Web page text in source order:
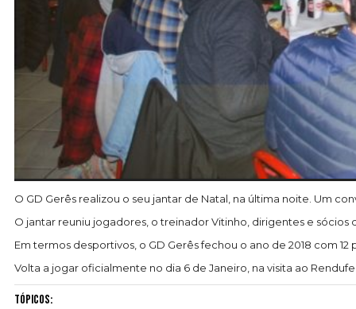
O GD Gerês realizou o seu jantar de Natal, na última noite. Um
O jantar reuniu jogadores, o treinador Vitinho, dirigentes e sócios
Em termos desportivos, o GD Gerês fechou o ano de 2018 com
Volta a jogar oficialmente no dia 6 de Janeiro, na visita ao
Tópicos: